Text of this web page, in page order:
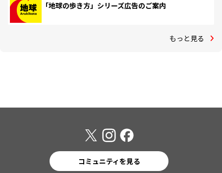
「地球の歩き方」シリーズ広告のご案内
もっと見る
コミュニティを見る